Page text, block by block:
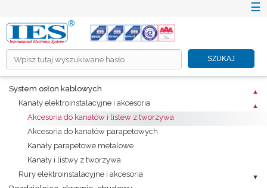
×
HOME
PRODUKTY
RIEŠENIA ICT A TZB
INFORMAČNÉ SYSTÉMY
PROMOTION
☰
SZUKAJ
System osłon kablowych
Kanały elektroinstalacyjne i akcesoria
Akcesoria do kanałów i listew z tworzywa
Akcesoria do kanałów parapetowych
Kanały parapetowe metalowe
Kanały i listwy z tworzywa
Rury elektroinstalacyjne i akcesoria